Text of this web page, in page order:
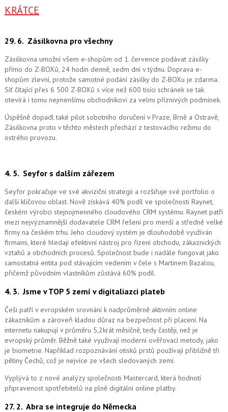
KRÁTCE
29. 6. Zásilkovna pro všechny
Zásilkovna umožní všem e-shopům od 1. července podávat zásilky
přímo do Z-BOXů, 24 hodin denně, sedm dní v týdnu. Doprava e-
shopům zlevní, protože samotné podání zásilky do Z-BOXu je zdarma.
Síť čítající přes 6 500 Z-BOXů s více než 600 tisíci schránek se tak
otevírá i tomu nejmenšímu obchodníkovi za velmi příznivých podmínek.
Úspěšně dopadl také pilot sobotního doručení v Praze, Brně a Ostravě,
Zásilkovna proto v těchto městech přechází z testovacího režimu do
ostrého provozu.
4. 5. Seyfor s dalším zářezem
Seyfor pokračuje ve své akviziční strategii a rozšiřuje své portfolio o
další klíčovou oblast. Nově získává 40% podíl ve společnosti Raynet,
českém výrobci stejnojmenného cloudového CRM systému. Raynet patří
mezi nejvýznamnější dodavatele CRM řešení pro menší a středně velké
firmy na českém trhu. Jeho cloudový systém je dlouhodobě využíván
firmami, které hledají efektivní nástroj pro řízení obchodu, zákaznických
vztahů a obchodních procesů. Společnost bude i nadále fungovat jako
samostatná entita pod stávajícím vedením v čele s Martinem Bazalou,
přičemž původním vlastníkům zůstává 60% podíl.
4. 3.Jsme v TOP 5 zemí v digitaliazci plateb
Češi patří v evropském srovnání k nadprůměrně aktivním online
zákazníkům a zároveň kladou důraz na bezpečnost při placení. Na
internetu nakupují v průměru 5,2krát měsíčně, tedy častěji, než je
evropský průměr. Běžně také využívají moderní ověřovací metody, jako
je biometrie. Například rozpoznávání otisků prstů používají přibližně tři
pětiny Čechů, což je nejvíce ze všech sledovaných zemí.
Vyplývá to z nové analýzy společnosti Mastercard, která hodnotí
připravenost spotřebitelů na plně digitální online platby.
27. 2. Abra se integruje do Německa